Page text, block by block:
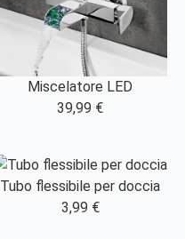
Miscelatore LED
39,99 €
Tubo flessibile per doccia
3,99 €